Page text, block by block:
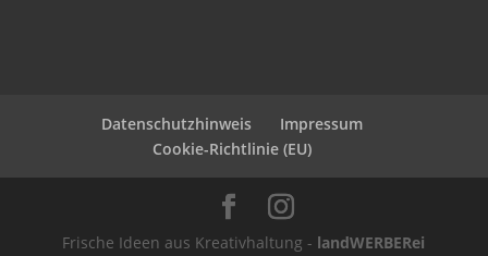
Datenschutzhinweis
Impressum
Cookie-Richtlinie (EU)
Frische Ideen aus Kreativhaltung - landWERBERei